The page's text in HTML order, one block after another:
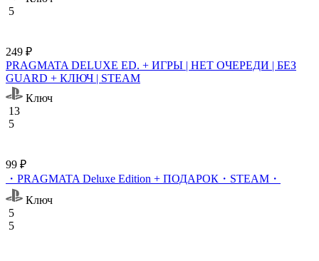
5
249 ₽
PRAGMATA DELUXE ED. + ИГРЫ | НЕТ ОЧЕРЕДИ | БЕЗ
GUARD + КЛЮЧ | STEAM
Ключ
13
5
99 ₽
・PRAGMATA Deluxe Edition + ПОДАРОК・STEAM・
Ключ
5
5